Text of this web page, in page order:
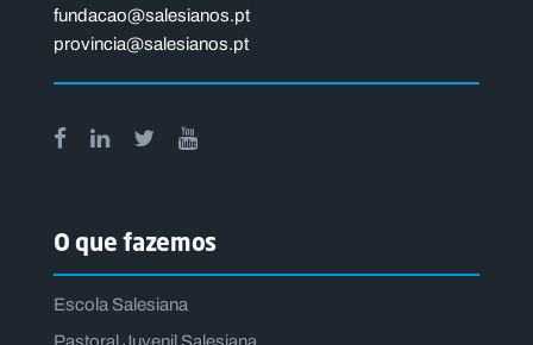
fundacao@salesianos.pt
provincia@salesianos.pt
O que fazemos
Escola Salesiana